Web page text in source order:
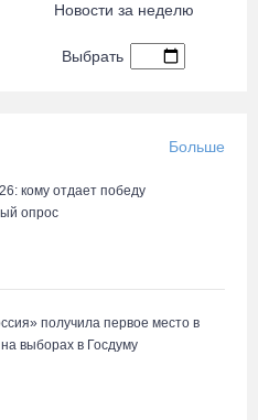
Новости за неделю
Выбрать
Больше
кому отдает победу
опрос
получила первое место в
выборах в Госдуму